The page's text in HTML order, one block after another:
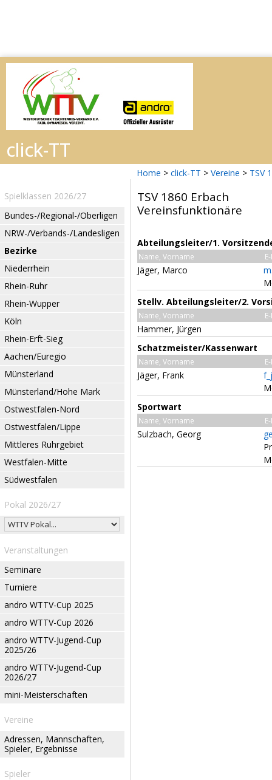
Home > click-TT > Vereine > TSV
Spielklassen 2026/27
Bundes-/Regional-/Oberligen
NRW-/Verbands-/Landesligen
Bezirke
Niederrhein
Rhein-Ruhr
Rhein-Wupper
Köln
Rhein-Erft-Sieg
Aachen/Euregio
Münsterland
Münsterland/Hohe Mark
Ostwestfalen-Nord
Ostwestfalen/Lippe
Mittleres Ruhrgebiet
Westfalen-Mitte
Südwestfalen
Pokal 2026/27
Veranstaltungen
Seminare
Turniere
andro WTTV-Cup 2025
andro WTTV-Cup 2026
andro WTTV-Jugend-Cup
2025/26
andro WTTV-Jugend-Cup
2026/27
mini-Meisterschaften
Vereine
Adressen, Mannschaften,
Spieler, Ergebnisse
Spieler
TSV 1860 Erbach
Vereinsfunktionäre
Abteilungsleiter/1.
Name, Vorname
Jäger, Marco
Stellv. Abteilungsleiter/2.
Name, Vorname
Hammer, Jürgen
Schatzmeister/Kassenwart
Name, Vorname
Jäger, Frank
Sportwart
Name, Vorname
Sulzbach, Georg